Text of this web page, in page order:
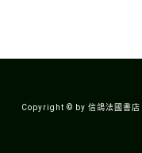
Copyright © by 信鴿法國書